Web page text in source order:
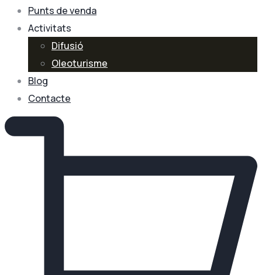
Punts de venda
Activitats
Difusió
Oleoturisme
Blog
Contacte